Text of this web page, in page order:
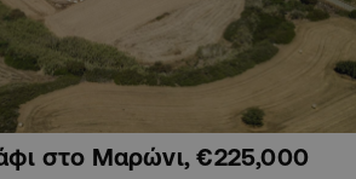
στο Μαρώνι, €225,000